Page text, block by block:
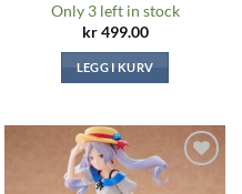
Only 3 left in stock
kr499.00
LEGG I KURV
Legg til i